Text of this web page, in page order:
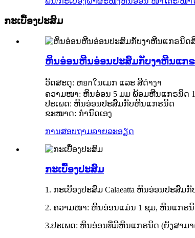
ກະເບື້ອງປະສົມ
ຫິນອ່ອນຫີນອ່ອນປະສົມກັບງາຫີນແກ
ວັດສະດຸ: ຫยกໃນເມກ ແລະ ສີດຳງາ
ຄວາມໜາ: ຫິນອ່ອນ 5 ມມ ພ້ອມຫີນແກຣນິດ
ປະເພດ: ຫີນອ່ອນປະສົມກັບຫີນແກຣນິດ
ຂະໜາດ: ກຳນົດເອງ
ການສອບຖາມລາຍລະອຽດ
ກະເບື້ອງປະສົມ
1. ກະເບື້ອງປະສົມ Calaeatta ຫິນອ່ອນປະສົ
2. ຄວາມໜາ: ຫີນອ່ອນແມ່ນ 1 ຊມ, ຫີນແກຣ
3.ປະເພດ: ຫິນອ່ອນທີ່ມີຫີນແກຣນິດ (ຍັງສາມ